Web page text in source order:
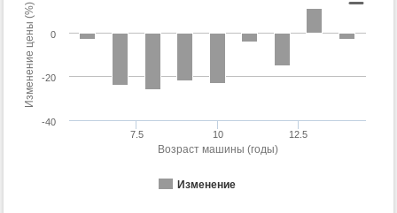
Возраст машины (годы)
Изменение цены (%)
Изменение
10
7.5 12.5
-20
0
-40